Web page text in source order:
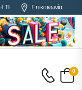
ΕΛΛΑΔΑΕπικοινωνία
0